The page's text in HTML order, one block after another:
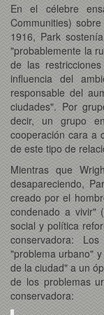
En el célebre
Communities)
1916, Park
"probablemente la
de las
influencia del
responsable del
ciudades". Por
decir, un grupo
cooperación cara a
de este tipo de
Mientras que
desapareciendo,
creado por el
condenado a vivir"
social y política
conservadora:
"problema urbano"
de la ciudad" a un
de los problemas
conservadora: